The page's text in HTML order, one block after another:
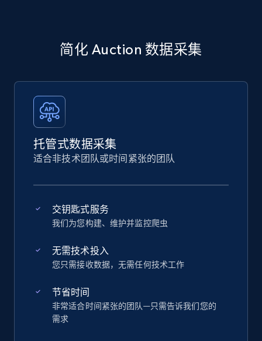
简化 Auction 数据采集
托管式数据采集
适合非技术团队或时间紧张的团队
交钥匙式服务
我们为您构建、维护并监控爬虫
无需技术投入
您只需接收数据，无需任何技术工作
节省时间
非常适合时间紧张的团队—只需告诉我们您的
需求